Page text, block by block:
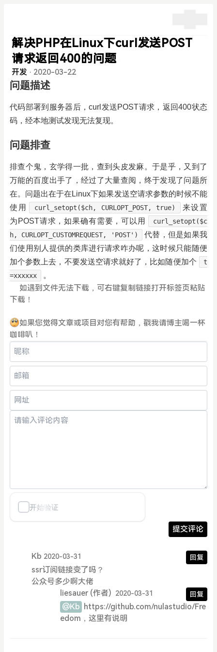
解决PHP在Linux下curl发送POST
请求返回400的问题
开发 · 2020-03-22
问题描述
代码部署到服务器后，curl发送POST请求，返回400状态
码，经本地测试发现无法复现。
问题排查
排查个鬼，玄学得一批，查到头皮发麻。于是乎，又到了
万能的百度出手了，经过了大量查阅，终于发现了问题所
在。问题出在于在Linux下如果发送空请求参数的时候不能
使用
curl_setopt($ch, CURLOPT_POST, true)
来设置
为POST请求，如果确有需要，可以用
curl_setopt($c
h, CURLOPT_CUSTOMREQUEST, 'POST')
代替，但是如果我
们使用别人提供的类库进行请求咋办呢，这时候只能随便
加个参数上去，不要发送空请求就好了，比如随便加个
t
=xxxxxx
。
如遇到文件无法下载，可右键复制链接打开标签页粘贴
下载！
如果您觉得文章或项目对您有帮助，戳我请博主喝一杯
咖啡叭！
提交评论
Kb 2020-03-31 回复
ssr订阅链接变了吗？
公众号多少啊大佬
liesauer (作者) 2020-03-31 回复
@Kb https://github.com/nulastudio/Fre
edom，这里有说明